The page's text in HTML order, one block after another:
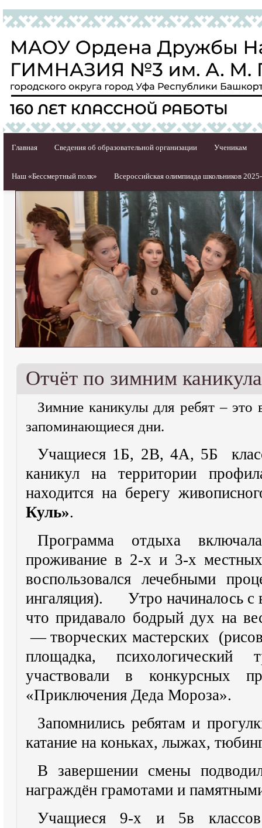
Главная Сведения об образовательной организации Ученикам
Наш «Бессмертный полк» Всероссийская олимпиада школьников
Отчёт по зимним
Зимние каникулы для ребят – это
запоминающиеся дни.
Учащиеся 1Б, 2В, 4А, 5Б
каникул на территории
находится на берегу
Куль».
Программа отдыха
проживание в 2-х и 3-х
воспользовался лечебными
ингаляция). Утро начиналось с
что придавало бодрый дух на
— творческих мастерских
площадка, психологический
участвовали в конкурсных
«Приключения Деда Мороза».
Запомнились ребятам и
катание на коньках, лыжах,
В завершении смены
награждён грамотами и
Учащиеся 9-х и 5в